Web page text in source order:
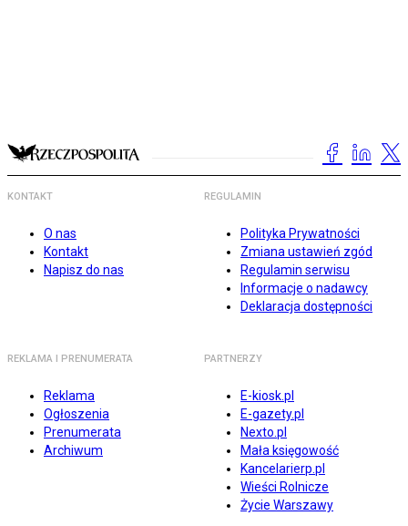
KONTAKT
O nas
Kontakt
Napisz do nas
REGULAMIN
Polityka Prywatności
Zmiana ustawień zgód
Regulamin serwisu
Informacje o nadawcy
Deklaracja dostępności
REKLAMA I PRENUMERATA
Reklama
Ogłoszenia
Prenumerata
Archiwum
PARTNERZY
E-kiosk.pl
E-gazety.pl
Nexto.pl
Mała księgowość
Kancelarierp.pl
Wieści Rolnicze
Życie Warszawy